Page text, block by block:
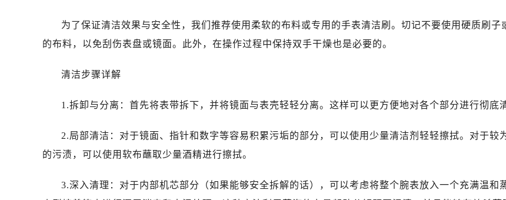
为了保证清洁效果与安全性，我们推荐使用柔软的布料或专用的手表清洁刷。切记不要使用硬质刷子
的布料，以免刮伤表盘或镜面。此外，在操作过程中保持双手干燥也是必要的。
清洁步骤详解
1.拆卸与分离：首先将表带拆下，并将镜面与表壳轻轻分离。这样可以更方便地对各个部分进行彻底
2.局部清洁：对于镜面、指针和数字等容易积累污垢的部分，可以使用少量清洁剂轻轻擦拭。对于较
的污渍，可以使用软布蘸取少量酒精进行擦拭。
3.深入清理：对于内部机芯部分（如果能够安全拆解的话），可以考虑将整个腕表放入一个充满温和